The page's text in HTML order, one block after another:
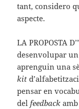
tant, considero
aspecte.
LA PROPOSTA
desenvolupar
aprenguin una
kit
pensar en
del feedback